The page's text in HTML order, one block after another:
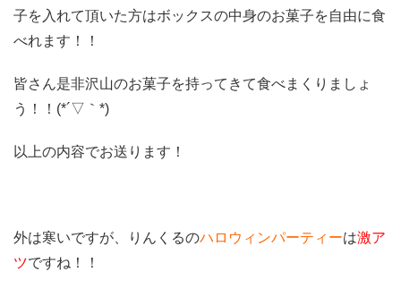
子を入れて頂いた方はボックスの中身のお菓子を自由に食
べれます！！
皆さん是非沢山のお菓子を持ってきて食べまくりましょ
う！！(*´▽｀*)
以上の内容でお送ります！
外は寒いですが、りんくるのハロウィンパーティーは激ア
ツですね！！